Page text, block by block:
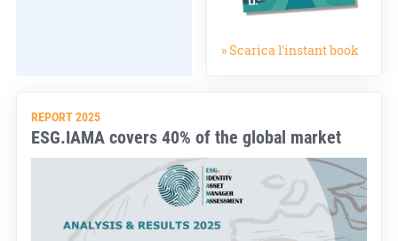
» Scarica l'instant book
REPORT 2025
ESG.IAMA covers 40% of the global market